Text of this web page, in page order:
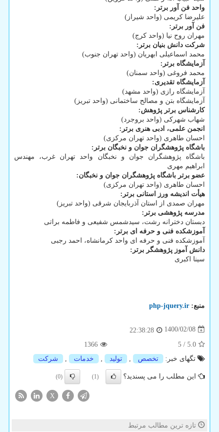
واحد فن آور برتر:
علیرضا کریمی (واحد شیراز)
فن آور برتر:
مهران روح نیا (واحد کرج)
شرکت دانش بنیان برتر:
محمد اسماعیلی ابهریان (واحد تهران جنوب)
آزمایشگاه برتر:
محمد فروغی (واحد سمنان)
آزمایشگاه تقدیری:
آزمایشگاه رازی (واحد مشهد)
آزمایشگاه بتن و مصالح ساختمانی (واحد تبریز)
کارشناس برتر پژوهش:
شهاب شهرکی (واحد بروجرد)
انجمن علمی، ادبی هنری برتر:
احسان طاهری (واحد تهران مرکزی)
باشگاه پژوهشگران جوان و نخبگان برتر:
باشگاه پژوهشگران جوان و نخبگان واحد تهران غرب، مهندس
ابراهیم مهری
عضو برتر باشگاه پژوهشگران جوان و نخبگان:
احسان طاهری (واحد تهران مرکزی)
هیأت اندیشه ورز استانی برتر:
مهران صمدی از استان آذربایجان شرقی (واحد تبریز)
مدرسه پژوهشی برتر:
دبستان دخترانه رشت، سیدشمس شفیعی و فاطمه براتی
آموزشکده فنی و حرفه ای برتر:
آموزشکده فنی و حرفه ای واحد کرمانشاه، احمد رجبی
دانش آموز پژوهشگر برتر:
سینا اکبری
منبع: php-jquery.ir
1400/02/08
22:38:28
5.0
/
5
1366
تگهای خبر:
تخصص تولید خدمات شركت
این مطلب را می پسندید؟ (1)
(0)
X
تازه ترین مطالب مرتبط